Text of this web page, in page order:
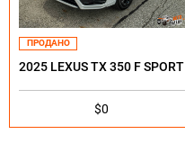
ПРОДАНО
2025 LEXUS TX 350 F SPORT
$0